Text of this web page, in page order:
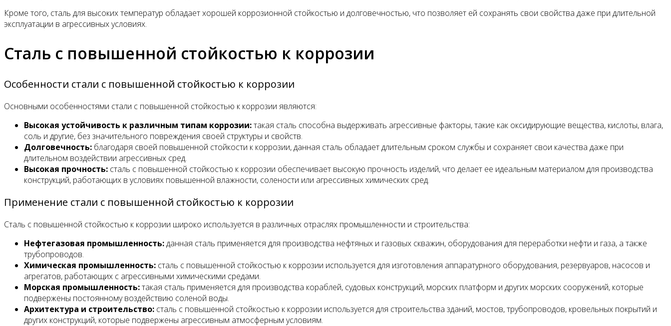
Кроме того, сталь для высоких температур обладает хорошей коррозионной стойкостью и долговечностью, что позволяет ей сохранять свои свойства даже при длительной
эксплуатации в агрессивных условиях.
Сталь с повышенной стойкостью к коррозии
Особенности стали с повышенной стойкостью к коррозии
Основными особенностями стали с повышенной стойкостью к коррозии являются:
Высокая устойчивость к различным типам коррозии:такая сталь способна выдерживать агрессивные факторы, такие как оксидирующие вещества, кислоты, влага,
соль и другие, без значительного повреждения своей структуры и свойств.
Долговечность: благодаря своей повышенной стойкости к коррозии, данная сталь обладает длительным сроком службы и сохраняет свои качества даже при
длительном воздействии агрессивных сред.
Высокая прочность: сталь с повышенной стойкостью к коррозии обеспечивает высокую прочность изделий, что делает ее идеальным материалом для производства
конструкций, работающих в условиях повышенной влажности, солености или агрессивных химических сред.
Применение стали с повышенной стойкостью к коррозии
Сталь с повышенной стойкостью к коррозии широко используется в различных отраслях промышленности и строительства:
Нефтегазовая промышленность:данная сталь применяется для производства нефтяных и газовых скважин, оборудования для переработки нефти и газа, а также
трубопроводов.
Химическая промышленность: сталь с повышенной стойкостью к коррозии используется для изготовления аппаратурного оборудования, резервуаров, насосов и
агрегатов, работающих с агрессивными химическими средами.
Морская промышленность:такая сталь применяется для производства кораблей, судовых конструкций, морских платформ и других морских сооружений, которые
подвержены постоянному воздействию соленой воды.
Архитектура и строительство: сталь с повышенной стойкостью к коррозии используется для строительства зданий, мостов, трубопроводов, кровельных покрытий и
других конструкций, которые подвержены агрессивным атмосферным условиям.